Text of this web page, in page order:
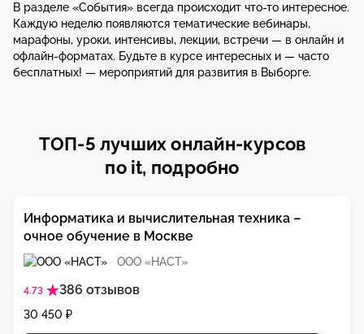
В разделе «События» всегда происходит что-то интересное.
Каждую неделю появляются тематические вебинары,
марафоны, уроки, интенсивы, лекции, встречи — в онлайн и
офлайн-форматах. Будьте в курсе интересных и — часто
бесплатных! — мероприятий для развития в Выборге.
ТОП-5 лучших онлайн-курсов
по it, подробно
ООО «НАСТ»
4.73 386 отзывов
Информатика и вычислительная техника –
очное обучение в Москве
30 450 ₽